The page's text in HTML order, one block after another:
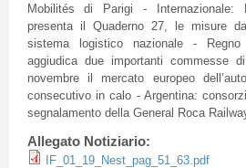
Mobilités di Parigi - Internazionale:
presenta il Quaderno 27, le misure
sistema logistico nazionale -
aggiudica due importanti commesse
novembre il mercato europeo
consecutivo in calo - Argentina:
segnalamento della General Roca
Allegato Notiziario:
IF_01_19_Nest_pag_51_63.pdf